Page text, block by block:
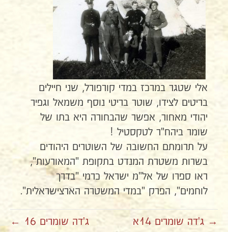
אלי שטגר במרכז במדי קורפורל, שני חיילים
בריטים לצידו, שוטר בריטי נוסף משמאל וגפיר
יהודי מאחור, אפשר שהבחורה היא בתו של
שומר ביהח"ר לטקסטיל !
על תרומתם החשובה של השוטרים היהודים
בשרות משטרת המנדט בתקופת "המאורעות",
ראו ספרו של אל"מ ישראל כרמי "בדרך
לוחמים", הפרק "במדי המשטרה הארצישראלית".
→ ג'דה שומרים 14א ג'דה שומרים 16 ←